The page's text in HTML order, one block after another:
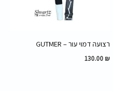
רצועה דמוי עור – GUTMER
130.00 ₪